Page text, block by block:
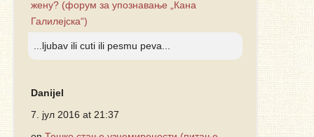
жену? (форум за упознавање „Кана
Галилејска“)
...ljubav ili cuti ili pesmu peva...
Danijel
7. јул 2016 at 21:37